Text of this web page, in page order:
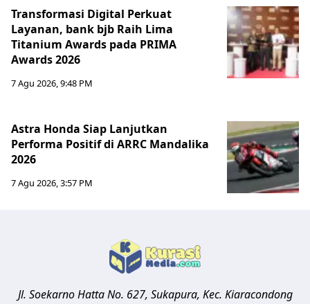
Transformasi Digital Perkuat
Layanan, bank bjb Raih Lima
Titanium Awards pada PRIMA
Awards 2026
7 Agu 2026, 9:48 PM
Astra Honda Siap Lanjutkan
Performa Positif di ARRC Mandalika
2026
7 Agu 2026, 3:57 PM
Jl. Soekarno Hatta No. 627, Sukapura, Kec. Kiaracondong